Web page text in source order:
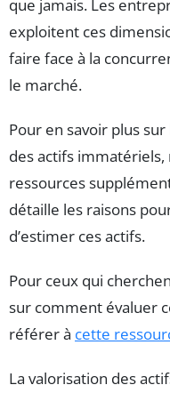
que jamais. Les
exploitent ces
faire face à la
le marché.
Pour en savoir plus
des actifs immatériels,
ressources
détaille les raisons
d’estimer ces actifs.
Pour ceux qui
sur comment évaluer
référer à cette
La valorisation des